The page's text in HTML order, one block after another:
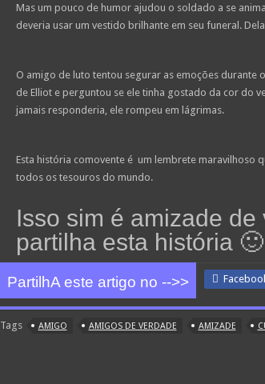
Mas um pouco de humor ajudou o soldado a se
deveria usar um vestido brilhante em seu funeral.
O amigo de luto tentou segurar as emoções durante
de Elliot e perguntou se ele tinha gostado da cor do
jamais responderia, ele rompeu em lágrimas.
Esta história comovente é um lembrete maravilhoso
todos os tesouros do mundo.
Isso sim é amizade
partilha esta história 🙂
PartilhA este artigo no -->>
Tags AMIGO AMIGOS DE VERDADE AMIZADE